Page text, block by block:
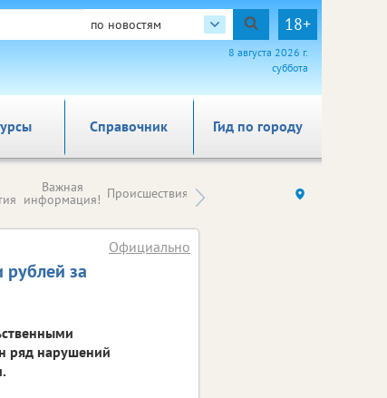
по новостям 18+
8 августа 2026 г.
суббота
Справочник Гид по городу
Важная
информация! Происшествия Здоровье компаний (на
за
Официально
ряд нарушений